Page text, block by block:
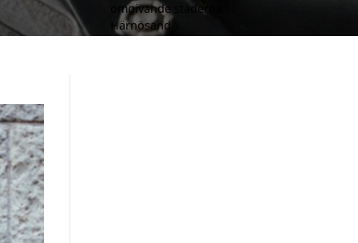
omgivande städerna
Härnösand